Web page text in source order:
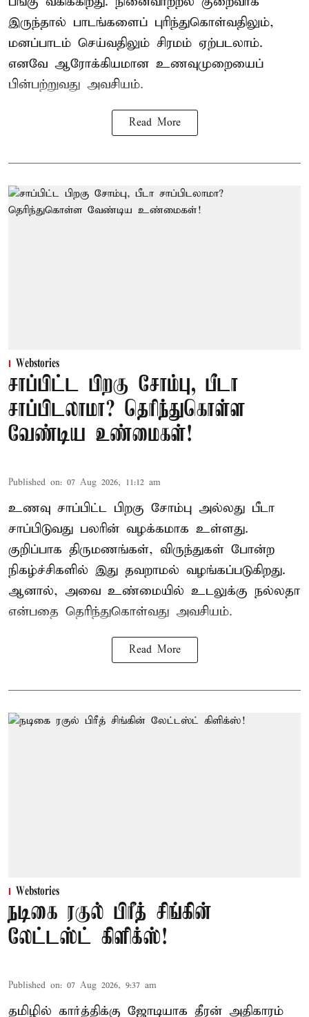
இருந்தால் பாடங்களைப் புரிந்துகொள்வதிலும்,
மனப்பாடம் செய்வதிலும் சிரமம் ஏற்படலாம்.
எனவே ஆரோக்கியமான உணவுமுறையைப்
பின்பற்றுவது அவசியம்.
Read More
Webstories
சாப்பிட்ட பிறகு சோம்பு, பீடா
சாப்பிடலாமா? தெரிந்துகொள்ள
வேண்டிய உண்மைகள்!
Published on: 07 Aug 2026, 11:12 am
உணவு சாப்பிட்ட பிறகு சோம்பு அல்லது பீடா
சாப்பிடுவது பலரின் வழக்கமாக உள்ளது.
குறிப்பாக திருமணங்கள், விருந்துகள் போன்ற
நிகழ்ச்சிகளில் இது தவறாமல் வழங்கப்படுகிறது.
ஆனால், அவை உண்மையில் உடலுக்கு நல்லதா
என்பதை தெரிந்துகொள்வது அவசியம்.
Read More
Webstories
நடிகை ரகுல் பிரீத் சிங்கின்
லேட்டஸ்ட் கிளிக்ஸ்!
Published on: 07 Aug 2026, 9:37 am
தமிழில் கார்த்திக்கு ஜோடியாக தீரன் அதிகாரம்